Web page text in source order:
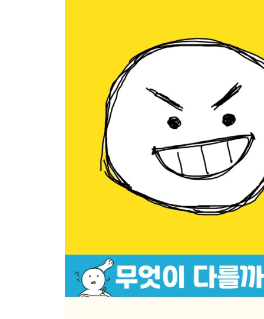
날름 / 적잖이, 싹둑, 건네주다 / 짤막하다, 익숙하